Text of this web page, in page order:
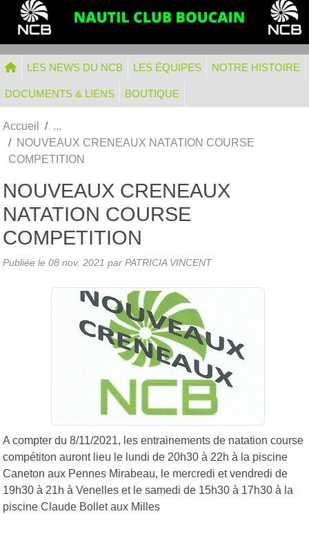
LES NEWS DU NCB LES ÉQUIPES NOTRE HISTOIRE
DOCUMENTS & LIENS BOUTIQUE
Accueil
NOUVEAUX CRENEAUX NATATION COURSE
COMPETITION
NOUVEAUX CRENEAUX
NATATION COURSE
COMPETITION
Publiée le 08 nov. 2021 par PATRICIA VINCENT
A compter du 8/11/2021, les entrainements de natation course
compétiton auront lieu le lundi de 20h30 à 22h à la piscine
Caneton aux Pennes Mirabeau, le mercredi et vendredi de
19h30 à 21h à Venelles et le samedi de 15h30 à 17h30 à la
piscine Claude Bollet aux Milles
Panneau de gestion des cookies